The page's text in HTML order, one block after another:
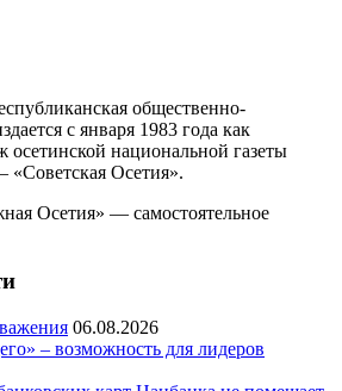
общественно-
с января 1983 года как
осетинской национальной газеты
Осетия».
Осетия» — самостоятельное
06.08.2026
– возможность для лидеров